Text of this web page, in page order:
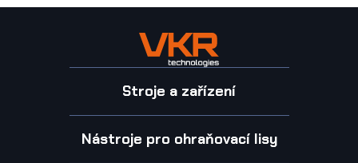
Stroje a zařízení
Nástroje pro ohraňovací lisy